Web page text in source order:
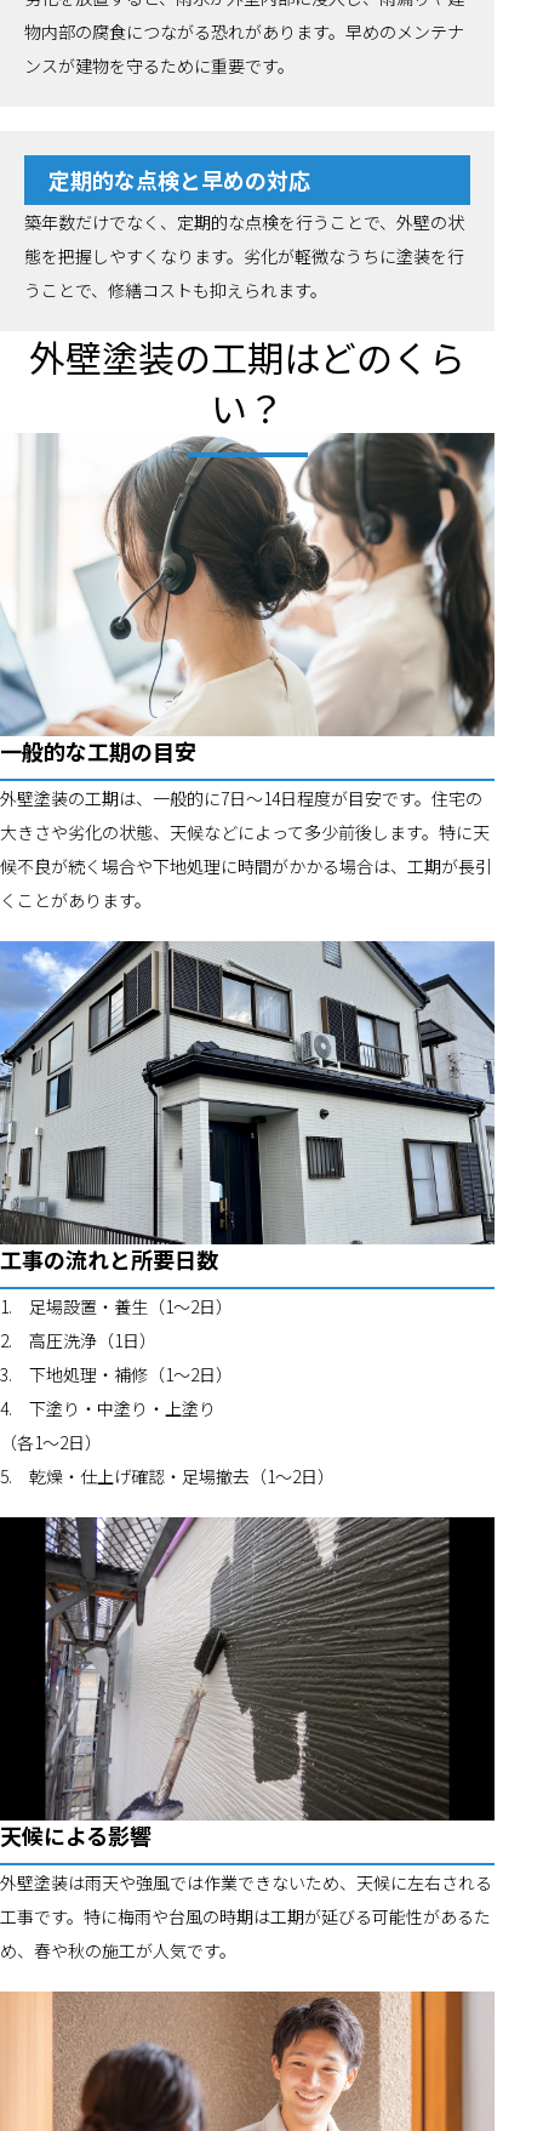
物内部の腐食につながる恐れがあります。早めのメンテナ
ンスが建物を守るために重要です。
定期的な点検と早めの対応
築年数だけでなく、定期的な点検を行うことで、外壁の状
態を把握しやすくなります。劣化が軽微なうちに塗装を行
うことで、修繕コストも抑えられます。
外壁塗装の工期はどのくら
い？
一般的な工期の目安
外壁塗装の工期は、一般的に7日〜14日程度が目安です。住宅の
大きさや劣化の状態、天候などによって多少前後します。特に天
候不良が続く場合や下地処理に時間がかかる場合は、工期が長引
くことがあります。
工事の流れと所要日数
1.	足場設置・養生（1〜2日）
2.	高圧洗浄（1日）
3.	下地処理・補修（1〜2日）
4.	下塗り・中塗り・上塗り
（各1〜2日）
5.	乾燥・仕上げ確認・足場撤去（1〜2日）
天候による影響
外壁塗装は雨天や強風では作業できないため、天候に左右される
工事です。特に梅雨や台風の時期は工期が延びる可能性があるた
め、春や秋の施工が人気です。